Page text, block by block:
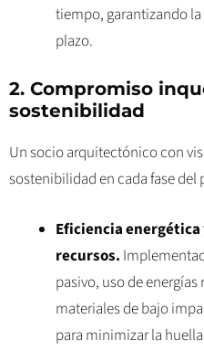
tiempo, garantizando
plazo.
2. Compromiso
sostenibilidad
Un socio arquitectónico con
sostenibilidad en cada fase del
Eficiencia energética
recursos.
pasivo, uso de
materiales de bajo
para minimizar la